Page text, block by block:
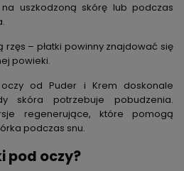
na uszkodzoną skórę lub podczas
rzęs – płatki powinny znajdować się
powieki.
od Puder i Krem doskonale
skóra potrzebuje pobudzenia.
regenerujące, które pomogą
podczas snu.
pod oczy?